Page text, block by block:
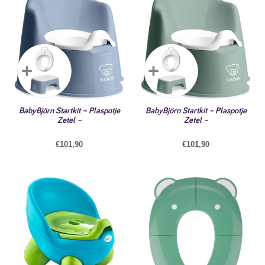
BabyBjörn Startkit – Plaspotje
Zetel –
€101,90
BabyBjörn Startkit – Plaspotje
Zetel –
€101,90